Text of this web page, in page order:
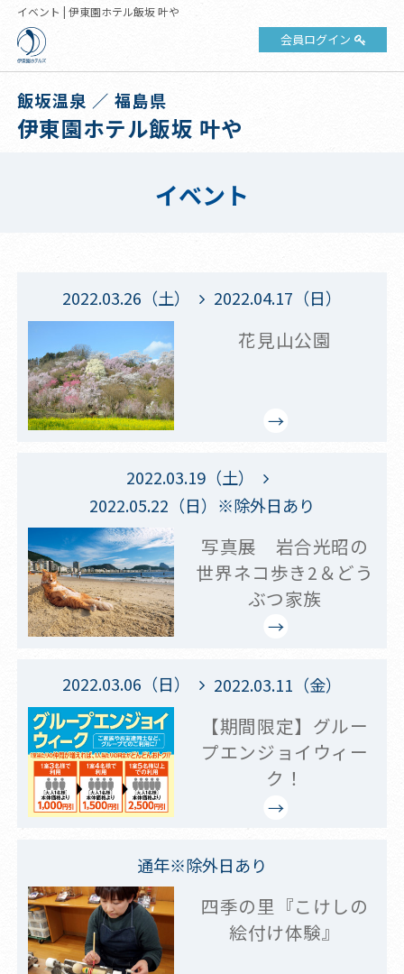
イベント | 伊東園ホテル飯坂 叶や
会員ログイン
飯坂温泉 ／ 福島県
伊東園ホテル飯坂 叶や
イベント
2022.03.26（土） 2022.04.17（日）
花見山公園
2022.03.19（土）
2022.05.22（日）※除外日あり
写真展 岩合光昭の
世界ネコ歩き2＆どう
ぶつ家族
2022.03.06（日） 2022.03.11（金）
【期間限定】グルー
プエンジョイウィー
ク！
通年※除外日あり
四季の里『こけしの
絵付け体験』